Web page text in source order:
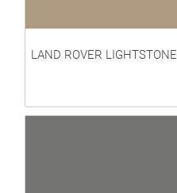
LAND ROVER LIGHTSTONE